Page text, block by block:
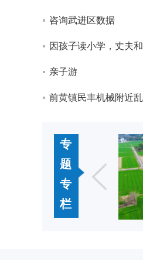
咨询武进区数据
因孩子读小学，丈夫
亲子游
前黄镇民丰机械附近
专
题
专
栏